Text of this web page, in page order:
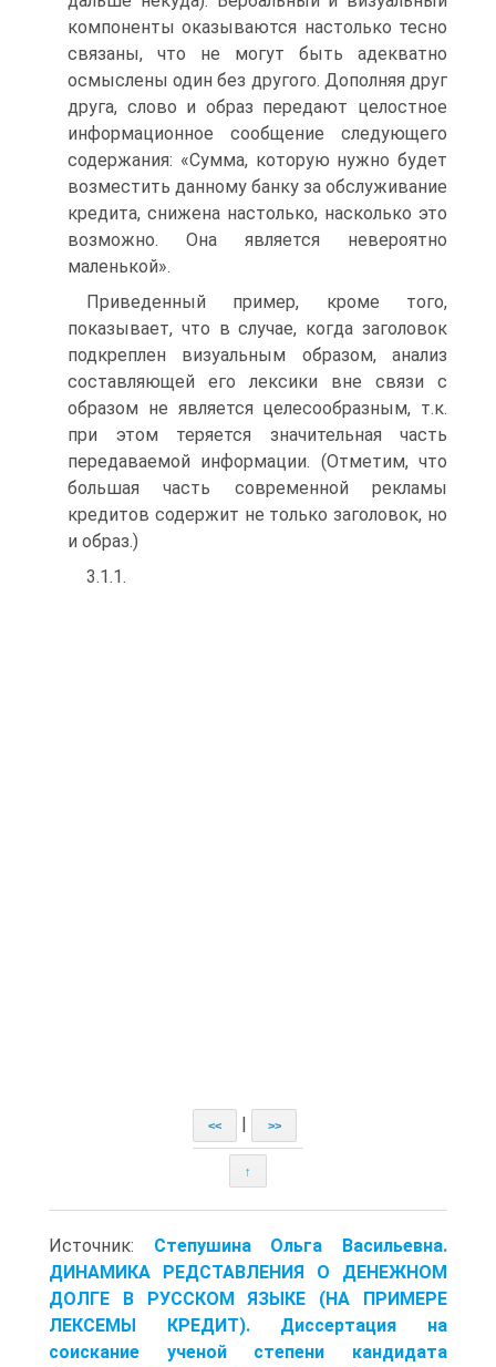
компоненты оказываются настолько тесно
связаны, что не могут быть адекватно
осмыслены один без другого. Дополняя друг
друга, слово и образ передают целостное
информационное сообщение следующего
содержания: «Сумма, которую нужно будет
возместить данному банку за обслуживание
кредита, снижена настолько, насколько это
возможно. Она является невероятно
маленькой».
Приведенный пример, кроме того,
показывает, что в случае, когда заголовок
подкреплен визуальным образом, анализ
составляющей его лексики вне связи с
образом не является целесообразным, т.к.
при этом теряется значительная часть
передаваемой информации. (Отметим, что
большая часть современной рекламы
кредитов содержит не только заголовок, но
и образ.)
3.1.1.
<< | >>
↑
Источник: Степушина Ольга Васильевна.
ДИНАМИКА РЕДСТАВЛЕНИЯ О ДЕНЕЖНОМ
ДОЛГЕ В РУССКОМ ЯЗЫКЕ (НА ПРИМЕРЕ
ЛЕКСЕМЫ КРЕДИТ). Диссертация на
соискание ученой степени кандидата